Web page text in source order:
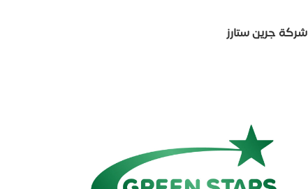
شركة جرين ستارز